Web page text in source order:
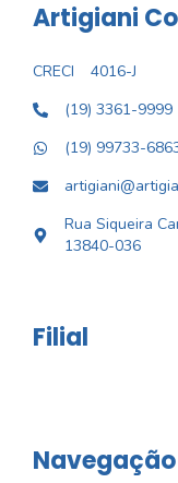
Artigiani
CRECI
4016-J
(19) 3361-9999
(19) 99733-
Rua Siqueira
13840-036
Filial